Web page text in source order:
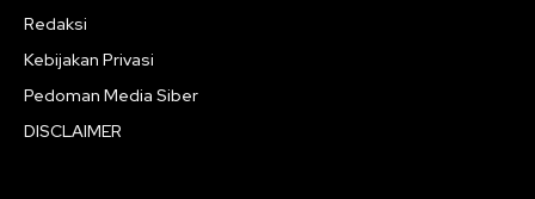
Redaksi
Kebijakan Privasi
Pedoman Media Siber
DISCLAIMER